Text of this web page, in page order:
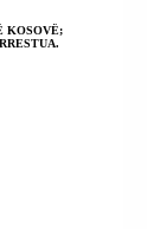
KOSOVË;